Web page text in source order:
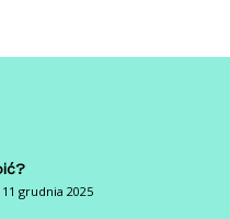
11 grudnia 2025